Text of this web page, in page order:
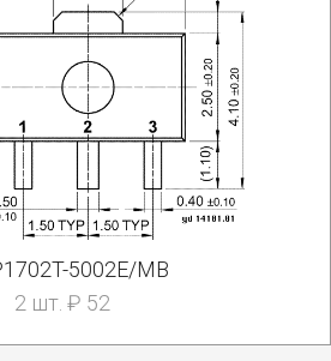
5002E/MB
2 шт. ₽ 52